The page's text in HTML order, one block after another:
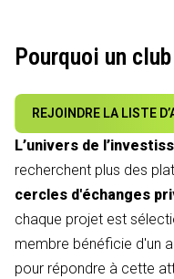
Pourquoi un
REJOINDRE LA LISTE
L’univers de
recherchent plus des
cercles d'échanges
chaque projet est
membre bénéficie d'un
pour répondre à cette